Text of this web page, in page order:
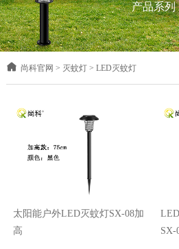
产品系列
尚科官网 > 灭蚊灯 > LED灭蚊灯
太阳能户外LED灭蚊灯SX-08加
高
SX-